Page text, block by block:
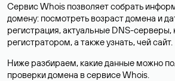
Сервис Whois позволяет собрать
домену: посмотреть возраст домена и
регистрация, актуальные DNS-серверы,
регистратором, а также узнать, чей сайт.
Ниже разбираем, какие данные можно
проверки домена в сервисе Whois.